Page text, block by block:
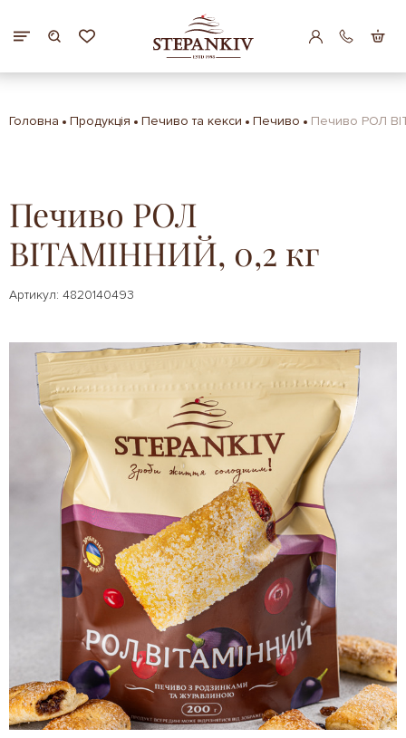
Головна Продукція Печиво та кекси Печиво Печиво РОЛ
Печиво РОЛ
ВІТАМІННИЙ, 0,2 кг
Артикул: 4820140493